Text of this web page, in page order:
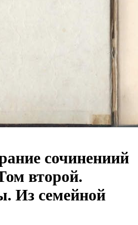
сочинениий
второй.
Из семейной